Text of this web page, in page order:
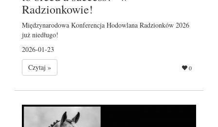
Radzionkowie!
Międzynarodowa Konferencja Hodowlana Radzionków 2026
już niedługo!
2026-01-23
Czytaj »
0